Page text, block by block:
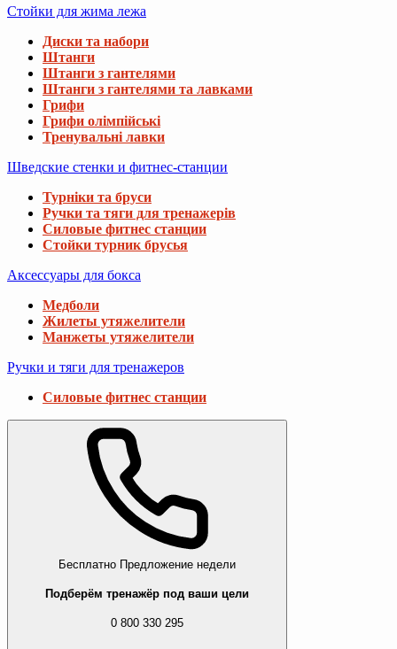
Стойки для жима лежа
Диски та набори
Штанги
Штанги з гантелями
Штанги з гантелями та лавками
Грифи
Грифи олімпійські
Тренувальні лавки
Шведские стенки и фитнес-станции
Турніки та бруси
Ручки та тяги для тренажерів
Силовые фитнес станции
Стойки турник брусья
Аксессуары для бокса
Медболи
Жилеты утяжелители
Манжеты утяжелители
Ручки и тяги для тренажеров
Силовые фитнес станции
Бесплатно Предложение недели
Подберём тренажёр под ваши цели
0 800 330 295